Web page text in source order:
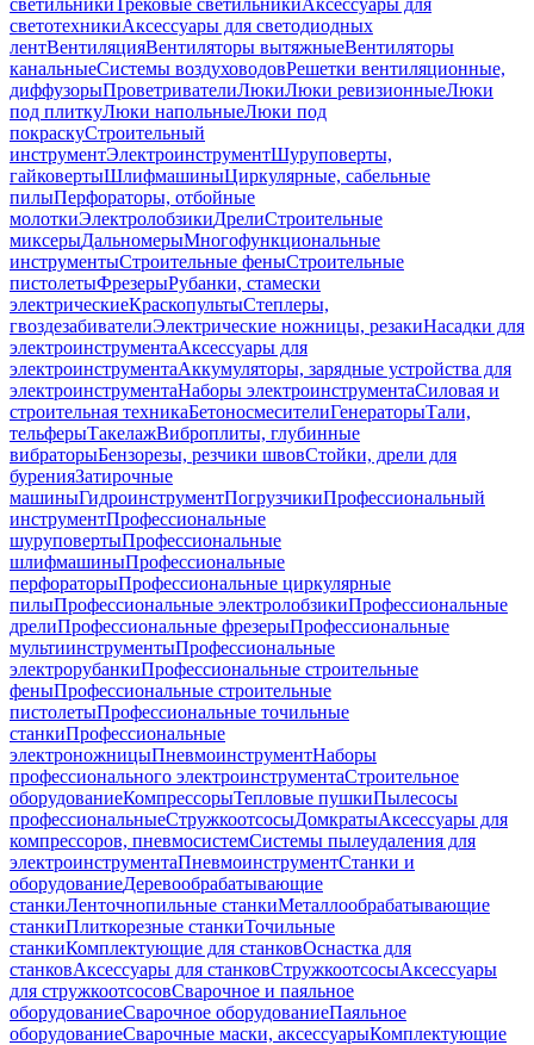
светильникиТрековые светильникиАксессуары для
светотехникиАксессуары для светодиодных
лентВентиляцияВентиляторы вытяжныеВентиляторы
канальныеСистемы воздуховодовРешетки вентиляционные,
диффузорыПроветривателиЛюкиЛюки ревизионныеЛюки
под плиткуЛюки напольныеЛюки под
покраскуСтроительный
инструментЭлектроинструментШуруповерты,
гайковертыШлифмашиныЦиркулярные, сабельные
пилыПерфораторы, отбойные
молоткиЭлектролобзикиДрелиСтроительные
миксерыДальномерыМногофункциональные
инструментыСтроительные феныСтроительные
пистолетыФрезерыРубанки, стамески
электрическиеКраскопультыСтеплеры,
гвоздезабивателиЭлектрические ножницы, резакиНасадки для
электроинструментаАксессуары для
электроинструментаАккумуляторы, зарядные устройства для
электроинструментаНаборы электроинструментаСиловая и
строительная техникаБетоносмесителиГенераторыТали,
тельферыТакелажВиброплиты, глубинные
вибраторыБензорезы, резчики швовСтойки, дрели для
буренияЗатирочные
машиныГидроинструментПогрузчикиПрофессиональный
инструментПрофессиональные
шуруповертыПрофессиональные
шлифмашиныПрофессиональные
перфораторыПрофессиональные циркулярные
пилыПрофессиональные электролобзикиПрофессиональные
дрелиПрофессиональные фрезерыПрофессиональные
мультиинструментыПрофессиональные
электрорубанкиПрофессиональные строительные
феныПрофессиональные строительные
пистолетыПрофессиональные точильные
станкиПрофессиональные
электроножницыПневмоинструментНаборы
профессионального электроинструментаСтроительное
оборудованиеКомпрессорыТепловые пушкиПылесосы
профессиональныеСтружкоотсосыДомкратыАксессуары для
компрессоров, пневмосистемСистемы пылеудаления для
электроинструментаПневмоинструментСтанки и
оборудованиеДеревообрабатывающие
станкиЛенточнопильные станкиМеталлообрабатывающие
станкиПлиткорезные станкиТочильные
станкиКомплектующие для станковОснастка для
станковАксессуары для станковСтружкоотсосыАксессуары
для стружкоотсосовСварочное и паяльное
оборудованиеСварочное оборудованиеПаяльное
оборудованиеСварочные маски, аксессуарыКомплектующие